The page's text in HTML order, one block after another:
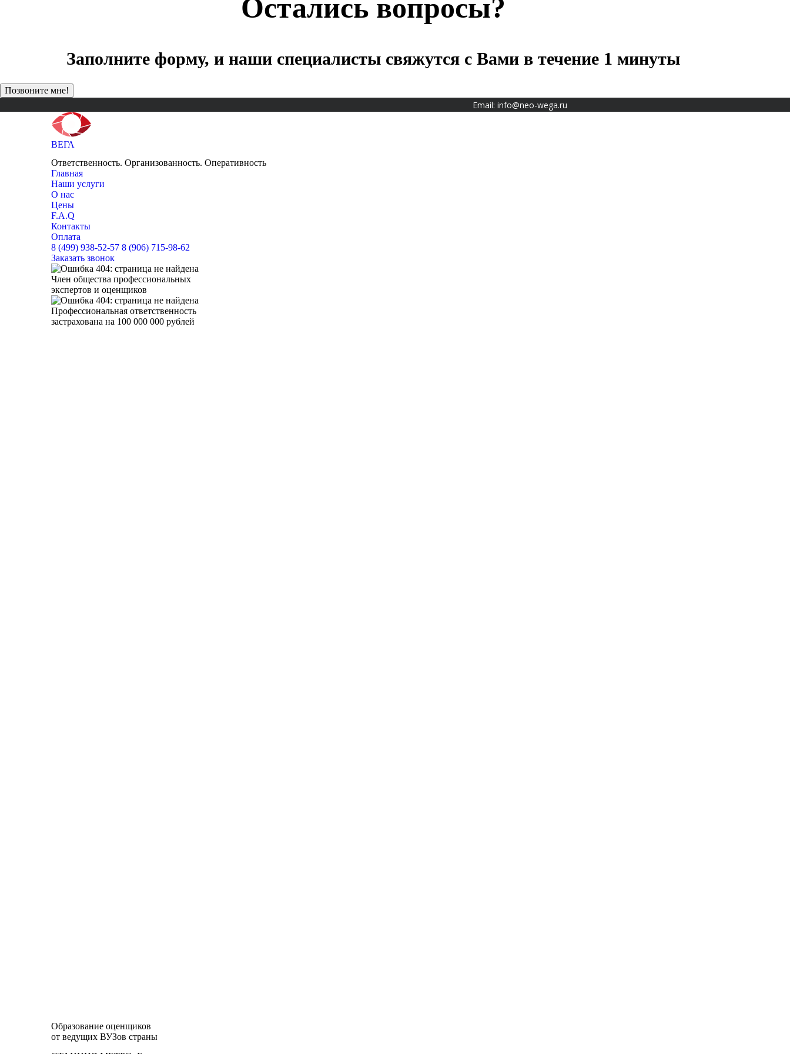
Остались вопросы?
Заполните форму, и наши специалисты свяжутся с Вами в течение 1 минуты
Email: info@neo-wega.ru
ВЕГА
Ответственность. Организованность. Оперативность
Главная
Наши услуги
О нас
Цены
F.A.Q
Контакты
Оплата
8 (499) 938-52-57 8 (906) 715-98-62
Заказать звонок
Член общества профессиональных
экспертов и оценщиков
Профессиональная ответственность
застрахована на 100 000 000 рублей
Образование оценщиков
от ведущих ВУЗов страны